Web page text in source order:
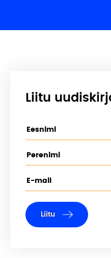
Liitu
Liitu